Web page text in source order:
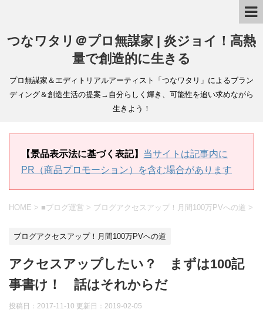
つなワタリ＠プロ無謀家 | 炎ジョイ！高熱
量で創造的に生きる
プロ無謀家＆エディトリアルアーティスト「つなワタリ」によるブラン
ディング＆創造生活の提案→自分らしく輝き、可能性を追い求めながら
生きよう！
【景品表示法に基づく表記】 当サイトは記事内に
PR（商品プロモーション）を含む場合があります
HOME > ■ブログ運営 > ブログアクセスアップ！月間100万PVへの道 >
ブログアクセスアップ！月間100万PVへの道
アクセスアップしたい？ まずは100記
事書け！ 話はそれからだ
投稿日：2017-11-10 更新日： 2019-02-05